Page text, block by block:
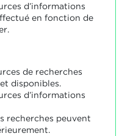
d’informations
en fonction de
de recherches
disponibles.
d’informations
recherches peuvent